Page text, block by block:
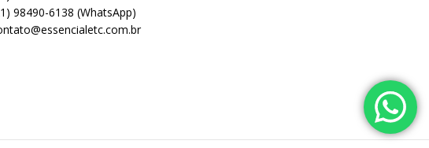
98490-6138 (WhatsApp)